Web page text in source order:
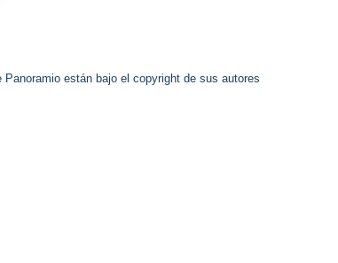
Panoramio están bajo el copyright de sus autores